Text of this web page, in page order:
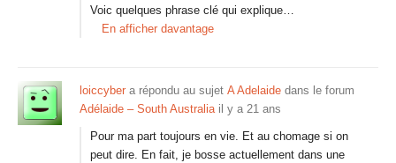
Voic quelques phrase clé qui explique…
En afficher davantage
loiccyber a répondu au sujet A Adelaide dans le forum
Adélaide – South Australia il y a 21 ans
Pour ma part toujours en vie. Et au chomage si on
peut dire. En fait, je bosse actuellement dans une